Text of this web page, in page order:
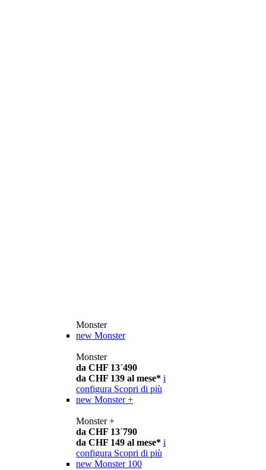
Monster
new Monster
Monster
da CHF 13´490
da CHF 139 al mese* i
configura Scopri di più
new Monster +
Monster +
da CHF 13´790
da CHF 149 al mese* i
configura Scopri di più
new Monster 100